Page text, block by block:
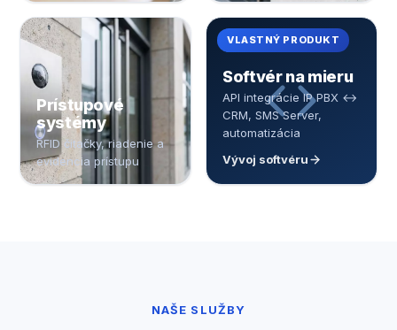
Prístupové
systémy
RFID čítačky, riadenie a
evidencia prístupu
VLASTNÝ PRODUKT
Softvér na mieru
API integrácie IP PBX ↔
CRM, SMS Server,
automatizácia
Vývoj softvéru
NAŠE SLUŽBY